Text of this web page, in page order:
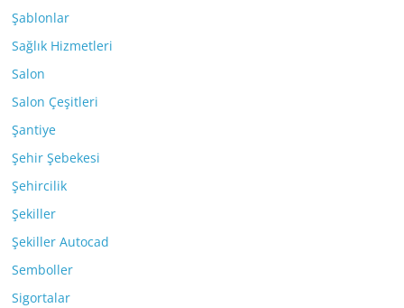
Şablonlar
Sağlık Hizmetleri
Salon
Salon Çeşitleri
Şantiye
Şehir Şebekesi
Şehircilik
Şekiller
Şekiller Autocad
Semboller
Sigortalar